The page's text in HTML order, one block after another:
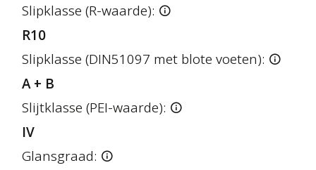
Slipklasse (R-waarde):
R10
Slipklasse (DIN51097 met blote voeten):
A + B
Slijtklasse (PEI-waarde):
IV
Glansgraad: